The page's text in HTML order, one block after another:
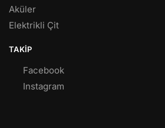
Aküler
Elektrikli Çit
TAKIP
Facebook
Instagram